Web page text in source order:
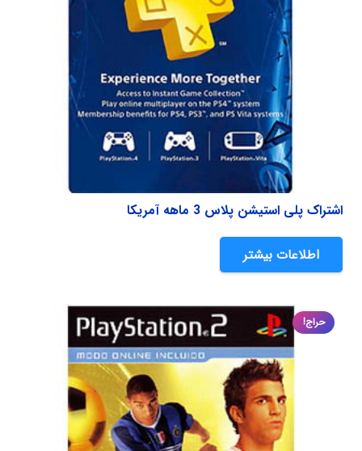
اشتراک پلی استیشن پلاس 3 ماهه آمریکا
اطلاعات بیشتر
حراج!